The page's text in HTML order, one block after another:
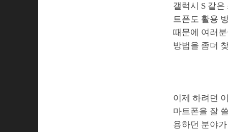
갤럭시 S 같
트폰도 활용
때문에 여러
방법을 좀더
이제 하려던
마트폰을 잘
용하던 분야